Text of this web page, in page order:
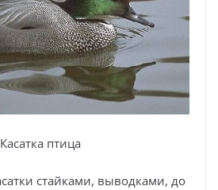
Касатка птица
стайками, выводками, до